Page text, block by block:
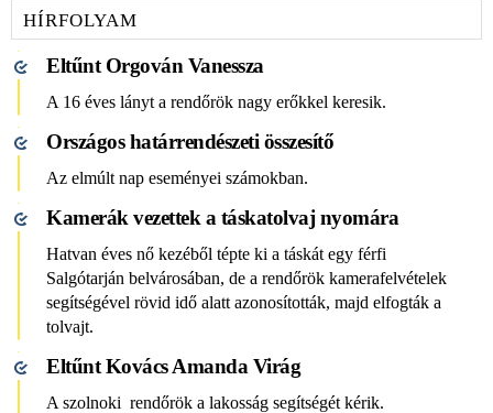
HÍRFOLYAM
Eltűnt Orgován Vanessza
A 16 éves lányt a rendőrök nagy erőkkel keresik.
Országos határrendészeti összesítő
Az elmúlt nap eseményei számokban.
Kamerák vezettek a táskatolvaj nyomára
Hatvan éves nő kezéből tépte ki a táskát egy férfi
Salgótarján belvárosában, de a rendőrök kamerafelvételek
segítségével rövid idő alatt azonosították, majd elfogták a
tolvajt.
Eltűnt Kovács Amanda Virág
A szolnoki rendőrök a lakosság segítségét kérik.